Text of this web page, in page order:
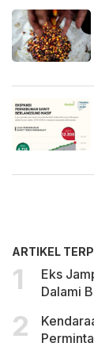
ARTIKEL
Eks
Dalami